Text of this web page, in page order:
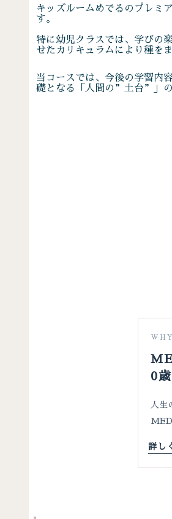
キッズルームめでるのプレミ
す。
特に幼児クラスでは、学びの
せたカリキュラムにより種を
当コースでは、今後の学習内
礎となる「人間の”土台”」の
0
人生
詳し